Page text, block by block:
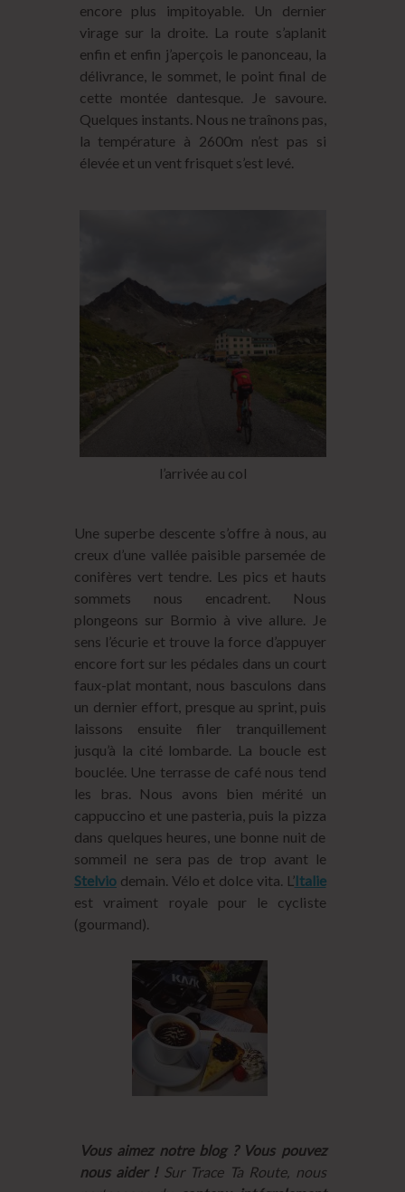
encore plus impitoyable. Un dernier
virage sur la droite. La route s’aplanit
enfin et enfin j’aperçois le panonceau, la
délivrance, le sommet, le point final de
cette montée dantesque. Je savoure.
Quelques instants. Nous ne traînons pas,
la température à 2600m n’est pas si
élevée et un vent frisquet s’est levé.
l’arrivée au col
Une superbe descente s’offre à nous, au
creux d’une vallée paisible parsemée de
conifères vert tendre. Les pics et hauts
sommets nous encadrent. Nous
plongeons sur Bormio à vive allure. Je
sens l’écurie et trouve la force d’appuyer
encore fort sur les pédales dans un court
faux-plat montant, nous basculons dans
un dernier effort, presque au sprint, puis
laissons ensuite filer tranquillement
jusqu’à la cité lombarde. La boucle est
bouclée. Une terrasse de café nous tend
les bras. Nous avons bien mérité un
cappuccino et une pasteria, puis la pizza
dans quelques heures, une bonne nuit de
sommeil ne sera pas de trop avant le
Stelvio demain. Vélo et dolce vita. L’Italie
est vraiment royale pour le cycliste
(gourmand).
Vous aimez notre blog ? Vous pouvez
nous aider !Sur Trace Ta Route, nous